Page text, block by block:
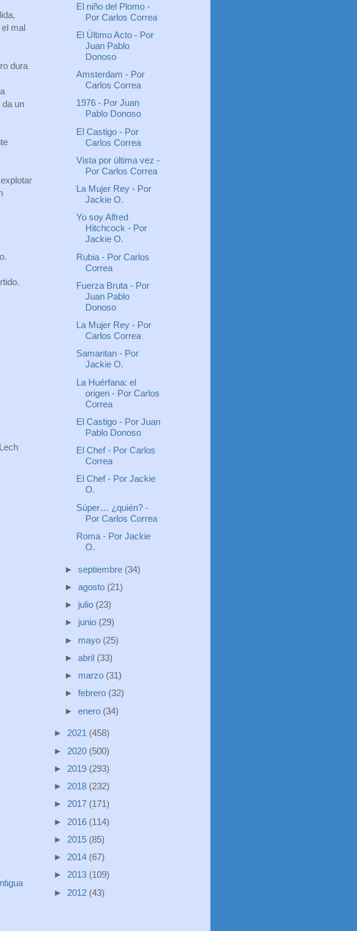
mal
dura
da un
El niño del Plomo -
Por Carlos Correa
El Último Acto - Por
Juan Pablo
Donoso
Amsterdam - Por
Carlos Correa
1976 - Por Juan
Pablo Donoso
El Castigo - Por
Carlos Correa
Vista por última vez -
Por Carlos Correa
La Mujer Rey - Por
Jackie O.
Yo soy Alfred
Hitchcock - Por
Jackie O.
Rubia - Por Carlos
Correa
Fuerza Bruta - Por
Juan Pablo
Donoso
La Mujer Rey - Por
Carlos Correa
Samaritan - Por
Jackie O.
La Huérfana: el
origen - Por Carlos
Correa
El Castigo - Por Juan
Pablo Donoso
El Chef - Por Carlos
Correa
El Chef - Por Jackie
O.
Súper… ¿quién? -
Por Carlos Correa
Roma - Por Jackie
O.
► septiembre (34)
► agosto (21)
► julio (23)
► junio (29)
► mayo (25)
► abril (33)
► marzo (31)
► febrero (32)
► enero (34)
► 2021 (458)
► 2020 (500)
► 2019 (293)
► 2018 (232)
► 2017 (171)
► 2016 (114)
► 2015 (85)
► 2014 (67)
► 2013 (109)
► 2012 (43)